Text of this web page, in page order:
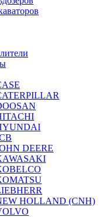
DEERE
HOLLAND (CNH)